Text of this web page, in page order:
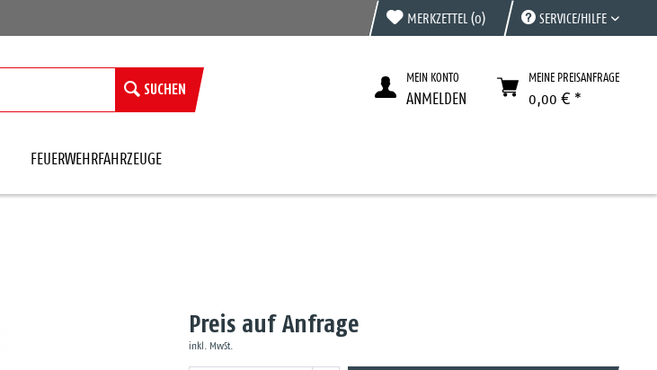
MERKZETTEL (0) SERVICE/HILFE
SUCHEN
MEIN KONTO
ANMELDEN
MEINE PREISANFRAGE
0,00 € *
FEUERWEHRFAHRZEUGE
Preis auf Anfrage
inkl. MwSt.